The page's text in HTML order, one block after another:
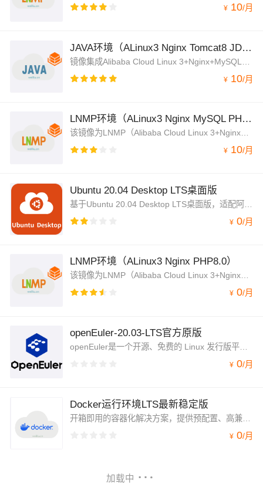
¥ 10/月
JAVA环境（ALinux3 Nginx Tomcat8 JDK）
¥ 10/月
LNMP环境（ALinux3 Nginx MySQL PHP）
该镜像为LNMP（Alibaba Cloud Linux 3+Nginx+MySQL8.0+PHP5.3～8.4）架构，jemalloc优化内存管理，脚本菜单式添加Nginx虚拟主机绑定，并支持内网OSS备份功能
¥ 10/月
Ubuntu 20.04 Desktop LTS桌面版
¥ 0/月
LNMP环境（ALinux3 Nginx PHP8.0）
该镜像为LNMP（Alibaba Cloud Linux 3+Nginx+MySQL8.0+PHP8.0）架构，jemalloc优化内存管理，脚本菜单式添加Nginx虚拟主机绑定，并支持内网OSS备份功能
¥ 0/月
openEuler-20.03-LTS官方原版
openEuler是一个开源、免费的 Linux 发行版平台,将通过开放的社区形式与全球的开发者共同构建一个开放、多元和架构包容的软件生态体系，基于openEuler-20.03-LTS-SP3 官方原版镜像。
¥ 0/月
Docker运行环境LTS最新稳定版
开箱即用的容器化解决方案，提供预配置、高兼容性的 Docker 运行环境镜像，支持快速部署于阿里云 ECS等计算平台。包含 Docker Engine 最新稳定版、docker-compose等容器化工具链及优化内核参数，消除环境搭建复杂度，助力开发者秒级启动容器应用，聚焦业务创新而非运维配置。
¥ 0/月
加载中